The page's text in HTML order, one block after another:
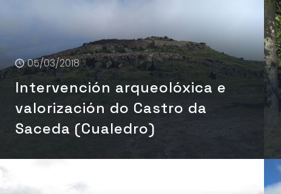
05/03/2018
Intervención arqueolóxica e
valorización do Castro da
Saceda (Cualedro)